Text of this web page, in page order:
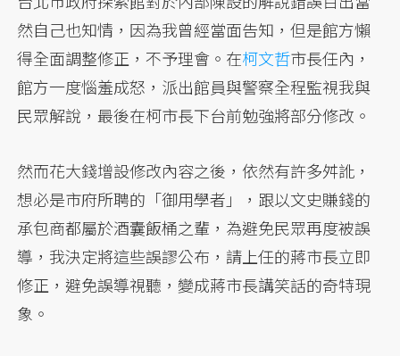
然自己也知情，因為我曾經當面告知，但是館方懶
得全面調整修正，不予理會。在柯文哲市長任內，
館方一度惱羞成怒，派出館員與警察全程監視我與
民眾解說，最後在柯市長下台前勉強將部分修改。
然而花大錢增設修改內容之後，依然有許多舛訛，
想必是市府所聘的「御用學者」，跟以文史賺錢的
承包商都屬於酒囊飯桶之輩，為避免民眾再度被誤
導，我決定將這些誤謬公布，請上任的蔣市長立即
修正，避免誤導視聽，變成蔣市長講笑話的奇特現
象。